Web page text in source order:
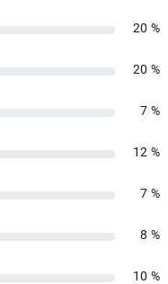
20 %
20 %
7 %
12 %
7 %
8 %
10 %